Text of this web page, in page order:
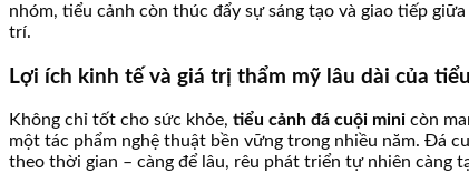
nhóm, tiểu cảnh còn thúc đẩy sự sáng tạo và giao tiếp
trí.
Lợi ích kinh tế và giá trị thẩm mỹ lâu dài của
Không chỉ tốt cho sức khỏe, tiểu cảnh đá cuội mini còn
một tác phẩm nghệ thuật bền vững trong nhiều năm. Đá
theo thời gian – càng để lâu, rêu phát triển tự nhiên càng